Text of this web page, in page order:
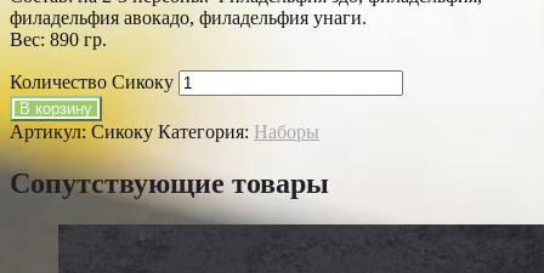
филадельфия авокадо, филадельфия унаги.
Вес: 890 гр.
Количество Сикоку
В корзину
Артикул: Сикоку Категория: Наборы
Сопутствующие товары